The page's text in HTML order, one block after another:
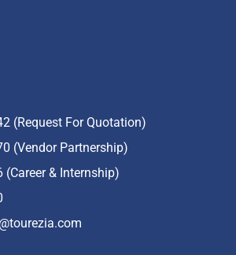
(Request For Quotation)
(Vendor Partnership)
(Career & Internship)